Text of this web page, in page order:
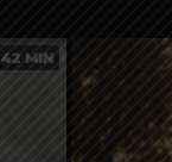
42 MIN